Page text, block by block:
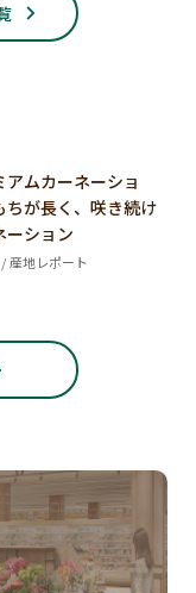
アムカーネーショ
ちが長く、咲き続け
ーション
産地レポート